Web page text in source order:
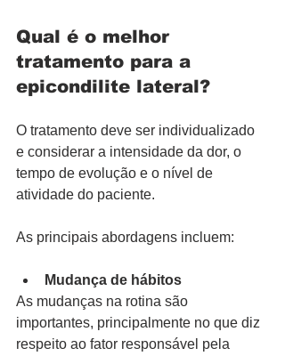
Qual é o melhor
tratamento para a
epicondilite lateral?
O tratamento deve ser individualizado
e considerar a intensidade da dor, o
tempo de evolução e o nível de
atividade do paciente.
As principais abordagens incluem:
Mudança de hábitos
As mudanças na rotina são
importantes, principalmente no que diz
respeito ao fator responsável pela